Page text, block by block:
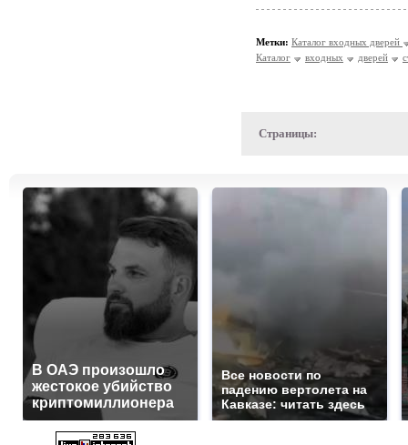
Метки: Каталог входных дверей
Каталог
входных дверей
Страницы:
В ОАЭ произошло
жестокое убийство
криптомиллионера
Все новости по
падению вертолета на
Кавказе: читать здесь